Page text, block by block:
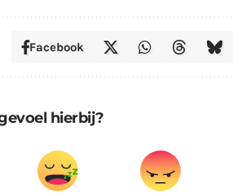
Facebook
hierbij?